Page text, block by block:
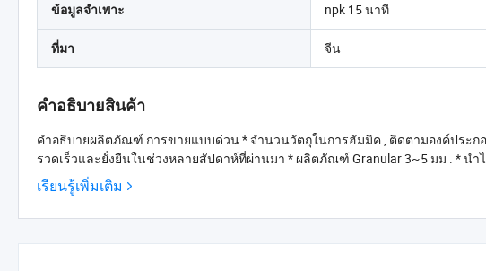
ข้อมูลจำเพาะ npk 15 นาที
ที่มา จีน
คำอธิบายสินค้า
คำอธิบายผลิตภัณฑ์ การขายแบบด่วน * จำนวนวัตถุในการฮัมมิค , ติดตามองค์ประกอ
เรียนรู้เพิ่มเติม